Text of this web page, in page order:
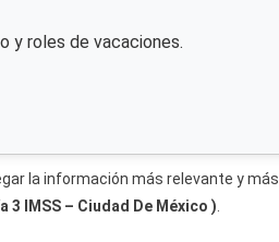
y roles de vacaciones.
la información más relevante y más
3 IMSS – Ciudad De México )